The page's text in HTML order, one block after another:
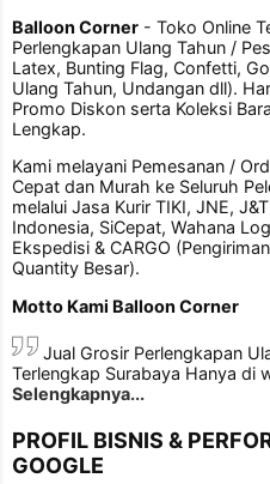
Balloon Corner - Toko Online
Perlengkapan Ulang Tahun /
Latex, Bunting Flag, Confetti,
Ulang Tahun, Undangan dll).
Promo Diskon serta Koleksi
Lengkap.
Kami melayani Pemesanan /
Cepat dan Murah ke Seluruh
melalui Jasa Kurir TIKI, JNE,
Indonesia, SiCepat, Wahana
Ekspedisi & CARGO
Quantity Besar).
Motto Kami Balloon Corner
Jual Grosir Perlengkapan
Terlengkap Surabaya Hanya di
Selengkapnya...
PROFIL BISNIS &
GOOGLE